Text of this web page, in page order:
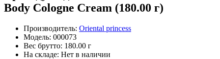
Body Cologne Cream (180.00 г)
Производитель: Oriental princess
Модель: 000073
Вес брутто: 180.00 г
На складе: Нет в наличии